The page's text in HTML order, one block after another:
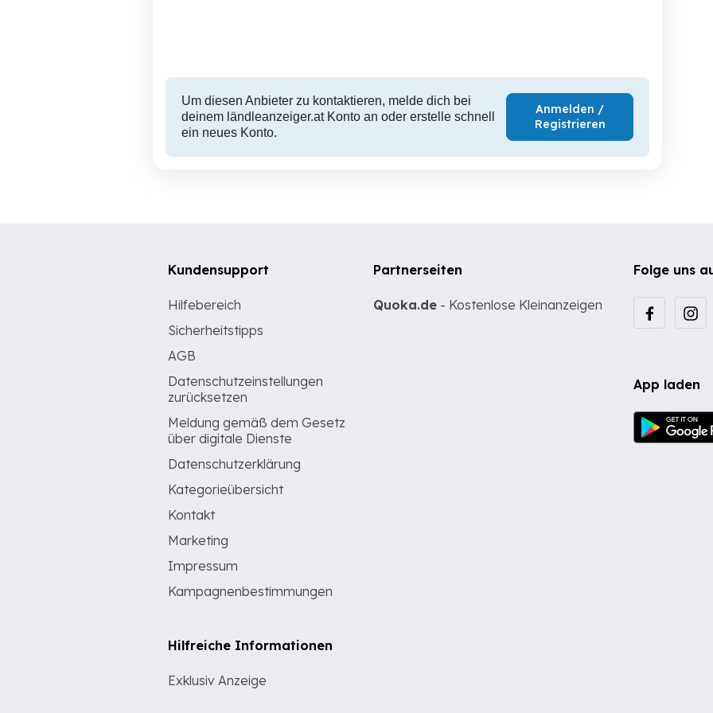
Um diesen Anbieter zu kontaktieren, melde dich bei
deinem ländleanzeiger.at Konto an oder erstelle schnell
ein neues Konto.
Anmelden /
Registrieren
Folge uns
App laden
Kundensupport
Hilfebereich
Sicherheitstipps
AGB
Datenschutzeinstellungen
zurücksetzen
Meldung gemäß dem Gesetz
über digitale Dienste
Datenschutzerklärung
Kategorieübersicht
Kontakt
Marketing
Impressum
Kampagnenbestimmungen
Hilfreiche Informationen
Exklusiv Anzeige
Partnerseiten
Quoka.de - Kostenlose Kleinanzeigen